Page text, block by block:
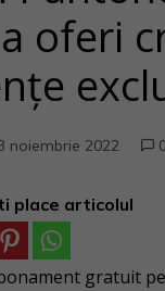
oferi
noiembrie 2022
place articolul
gratuit